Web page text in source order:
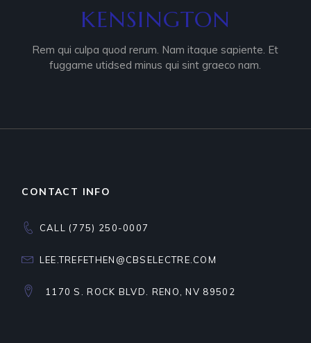
KENSINGTON
Rem qui culpa quod rerum. Nam itaque sapiente. Et
fuggame utidsed minus qui sint graeco nam.
CONTACT INFO
CALL (775) 250-0007
LEE.TREFETHEN@CBSELECTRE.COM
1170 S. ROCK BLVD. RENO, NV 89502